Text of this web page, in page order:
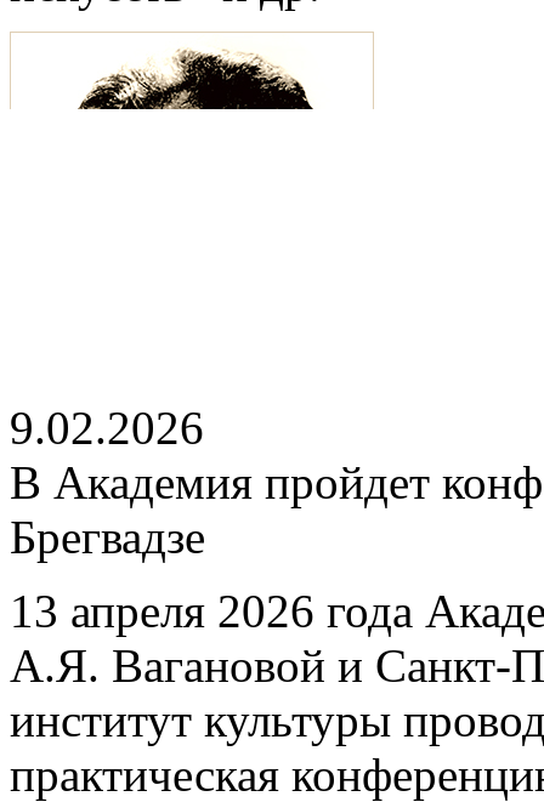
9.02.2026
В Академия пройдет
Брегвадзе
13 апреля 2026 года
А.Я. Вагановой и Санкт-
институт культуры
практическая